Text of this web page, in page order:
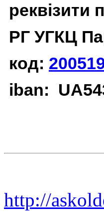
реквізити
РГ УГКЦ
код:
iban:
http://